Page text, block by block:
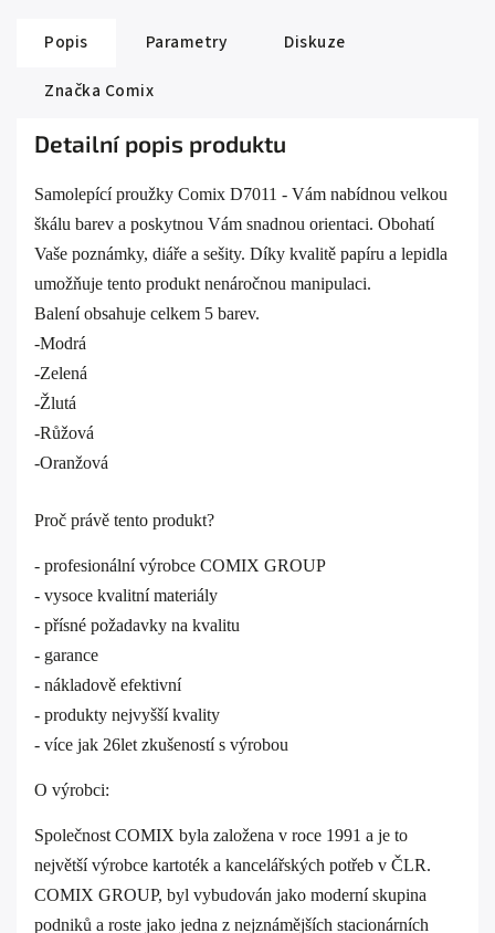
Popis Parametry
Diskuze
Značka Comix
Detailní popis produktu
Samolepící proužky Comix D7011 - Vám nabídnou velkou
škálu barev a poskytnou Vám snadnou orientaci. Obohatí
Vaše poznámky, diáře a sešity. Díky kvalitě papíru a lepidla
umožňuje tento produkt nenáročnou manipulaci.
Balení obsahuje celkem 5 barev.
-Modrá
-Zelená
-Žlutá
-Růžová
-Oranžová
Proč právě tento produkt?
- profesionální výrobce COMIX GROUP
- vysoce kvalitní materiály
- přísné požadavky na kvalitu
- garance
- nákladově efektivní
- produkty nejvyšší kvality
- více jak 26let zkušeností s výrobou
O výrobci:
Společnost COMIX byla založena v roce 1991 a je to
největší výrobce kartoték a kancelářských potřeb v ČLR.
COMIX GROUP, byl vybudován jako moderní skupina
podniků a roste jako jedna z nejznámějších stacionárních